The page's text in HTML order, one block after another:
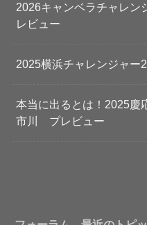
2026キャンベラチャレン
レビュー
2025横浜チャレンジャ
本当に出るとは！2025慶
市川 プレビュー